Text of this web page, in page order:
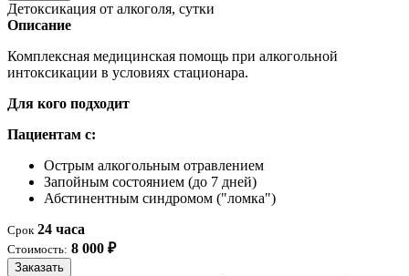
Детоксикация от алкоголя, сутки
Описание
Комплексная медицинская помощь при алкогольной
интоксикации в условиях стационара.
Для кого подходит
Пациентам с:
Острым алкогольным отравлением
Запойным состоянием (до 7 дней)
Абстинентным синдромом ("ломка")
Срок 24 часа
Стоимость: 8 000 ₽
Заказать